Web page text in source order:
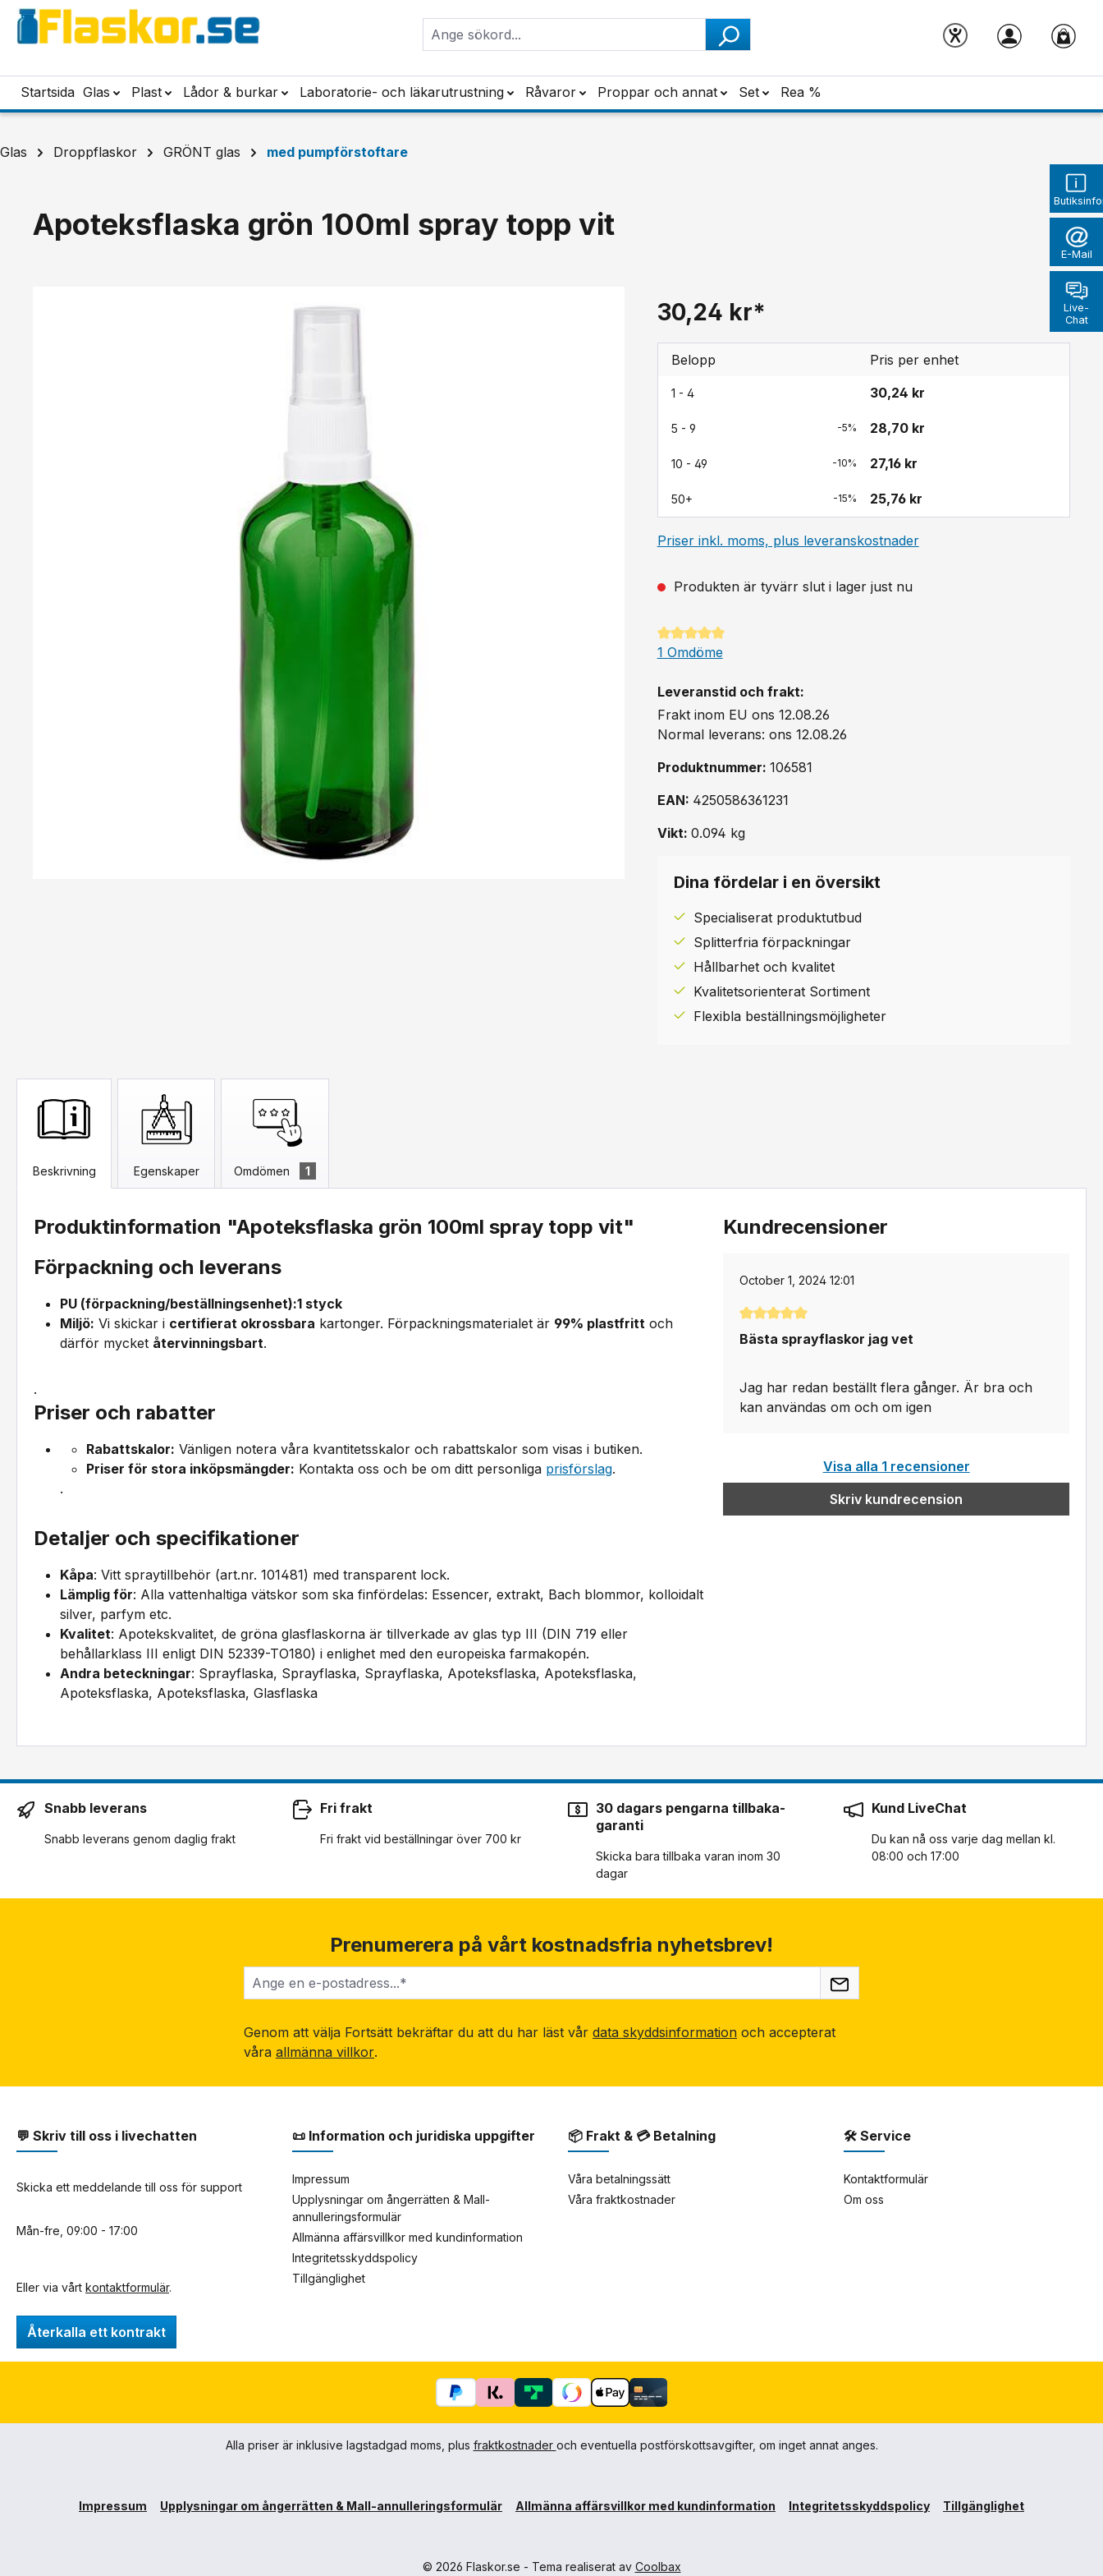
till huvudinnehåll
Hoppa till sökning
Hoppa till huvudnavigering
E-Mail
Live-
Chat
Startsida Glas Plast Lådor & burkar Laboratorie- och läkarutrustning Råvaror Proppar och annat Set Rea %
Glas Droppflaskor GRÖNT glas med pumpförstoftare
Apoteksflaska grön 100ml spray topp vit
30,24 kr*
Belopp Pris per enhet
1 - 4 30,24 kr
5 - 9 -5% 28,70 kr
10 - 49 -10% 27,16 kr
50+ -15% 25,76 kr
Priser inkl. moms, plus leveranskostnader
Produkten är tyvärr slut i lager just nu
Genomsnittligt betyg på 5 av 5 stjärnor
1 Omdöme
Leveranstid och frakt:
Frakt inom EU ons 12.08.26
Normal leverans: ons 12.08.26
Produktnummer: 106581
EAN: 4250586361231
Vikt: 0.094 kg
Dina fördelar i en översikt
Specialiserat produktutbud
Splitterfria förpackningar
Hållbarhet och kvalitet
Kvalitetsorienterat Sortiment
Flexibla beställningsmöjligheter
Beskrivning Egenskaper Omdömen 1
Produktinformation "Apoteksflaska grön 100ml spray topp vit"
Förpackning och leverans
PU (förpackning/beställningsenhet):1 styck
Miljö: Vi skickar i certifierat okrossbara kartonger. Förpackningsmaterialet är 99% plastfritt och
därför mycket återvinningsbart.
.
Priser och rabatter
Rabattskalor: Vänligen notera våra kvantitetsskalor och rabattskalor som visas i butiken.
Priser för stora inköpsmängder: Kontakta oss och be om ditt personliga prisförslag.
.
Detaljer och specifikationer
Kåpa: Vitt spraytillbehör (art.nr. 101481) med transparent lock.
Lämplig för: Alla vattenhaltiga vätskor som ska finfördelas: Essencer, extrakt, Bach blommor, kolloidalt
silver, parfym etc.
Kvalitet: Apotekskvalitet, de gröna glasflaskorna är tillverkade av glas typ III (DIN 719 eller
behållarklass III enligt DIN 52339-TO180) i enlighet med den europeiska farmakopén.
Andra beteckningar: Sprayflaska, Sprayflaska, Sprayflaska, Apoteksflaska, Apoteksflaska,
Apoteksflaska, Apoteksflaska, Glasflaska
Kundrecensioner
October 1, 2024 12:01
Genomsnittligt betyg på 5 av 5 stjärnor
Bästa sprayflaskor jag vet
Jag har redan beställt flera gånger. Är bra och
kan användas om och om igen
Visa alla 1 recensioner
Skriv kundrecension
Snabb leverans
Snabb leverans genom daglig frakt
Fri frakt
Fri frakt vid beställningar över 700 kr
30 dagars pengarna tillbaka-
garanti
Skicka bara tillbaka varan inom 30
dagar
Kund LiveChat
Du kan nå oss varje dag mellan kl.
08:00 och 17:00
Prenumerera på vårt kostnadsfria nyhetsbrev!
Genom att välja Fortsätt bekräftar du att du har läst vår data skyddsinformation och accepterat
våra allmänna villkor.
💬 Skriv till oss i livechatten
Skicka ett meddelande till oss för support
Mån-fre, 09:00 - 17:00
Eller via vårt kontaktformulär.
Återkalla ett kontrakt
📜 Information och juridiska uppgifter
Impressum
Upplysningar om ångerrätten & Mall-
annulleringsformulär
Allmänna affärsvillkor med kundinformation
Integritetsskyddspolicy
Tillgänglighet
📦 Frakt & 💳 Betalning
Våra betalningssätt
Våra fraktkostnader
🛠 Service
Kontaktformulär
Om oss
Alla priser är inklusive lagstadgad moms, plus fraktkostnader och eventuella postförskottsavgifter, om inget annat anges.
Impressum Upplysningar om ångerrätten & Mall-annulleringsformulär Allmänna affärsvillkor med kundinformation Integritetsskyddspolicy Tillgänglighet
© 2026 Flaskor.se - Tema realiserat av Coolbax